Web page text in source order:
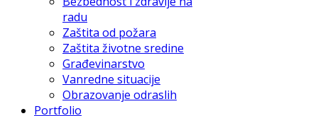
radu
Zaštita od požara
Zaštita životne sredine
Građevinarstvo
Vanredne situacije
Obrazovanje odraslih
Portfolio